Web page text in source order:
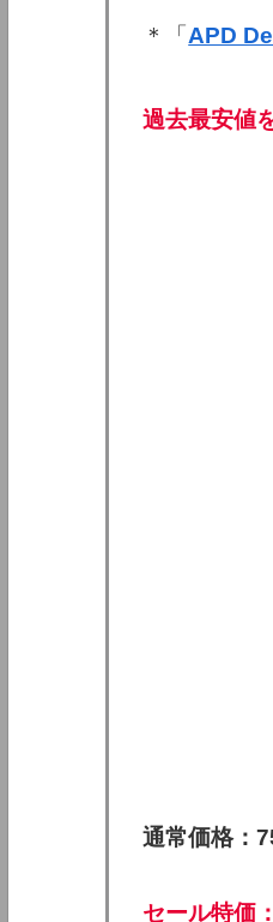
＊「 APD
過去最安値
通常価格：
セール特価